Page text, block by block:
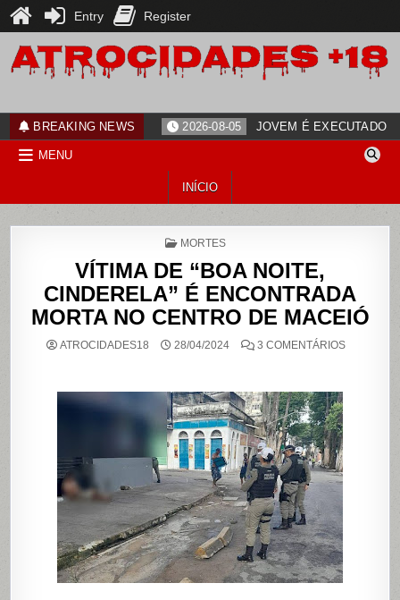
content
BREAKING NEWS 2026-08-05 JOVEM É EXECUTADO
MENU
INÍCIO
POSTED
MORTES
VÍTIMA DE “BOA NOITE,
CINDERELA” É ENCONTRADA
MORTA NO CENTRO DE MACEIÓ
ATROCIDADES18 28/04/2024 3 COMENTÁRIOSEM
Entry Register